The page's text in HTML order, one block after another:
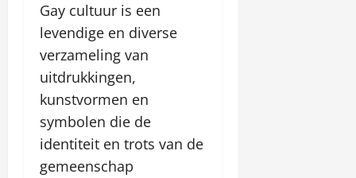
Gay cultuur is een
levendige en diverse
verzameling van
uitdrukkingen,
kunstvormen en
symbolen die de
identiteit en trots van de
gemeenschap